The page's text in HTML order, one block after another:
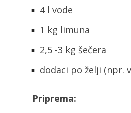
4 l vode
1 kg limuna
2,5 -3 kg šečera
dodaci po želji (npr.
Priprema: